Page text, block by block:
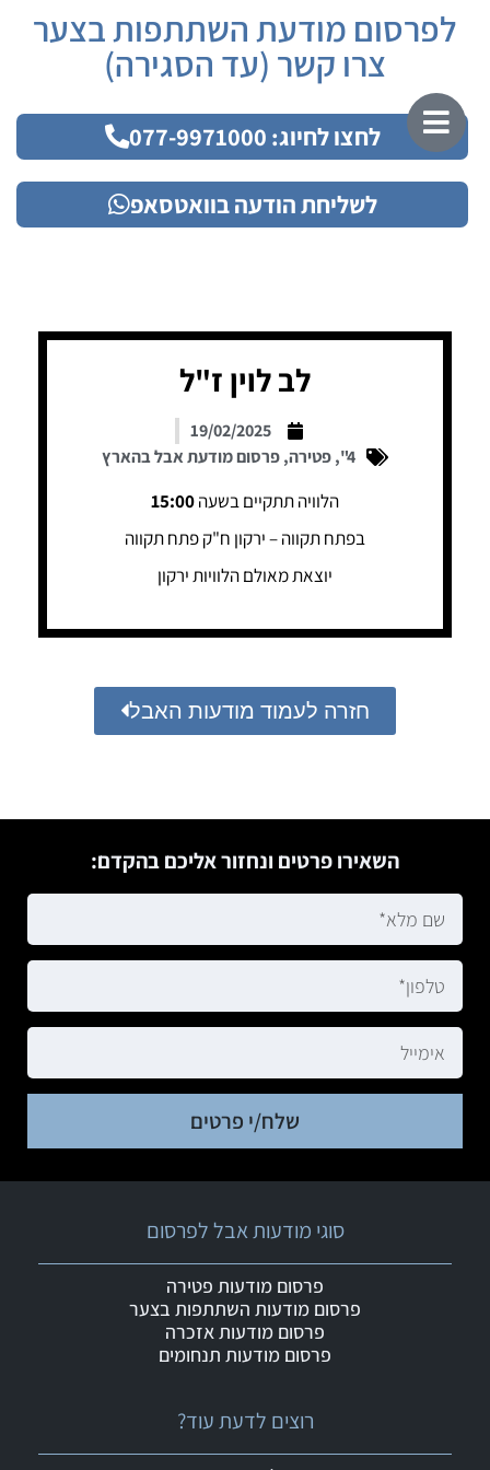
לפרסום מודעת השתתפות בצער
צרו קשר (עד הסגירה)
לחצו לחיוג: 077-9971000
לשליחת הודעה בוואטסאפ
לב לוין ז"ל
19/02/2025
4"
,פטירה,פרסום מודעת אבל בהארץ
הלוויה תתקיים בשעה15:00
בפתח תקווה – ירקון ח"ק פתח תקווה
יוצאת מאולם הלוויות ירקון
חזרה לעמוד מודעות האבל
השאירו פרטים ונחזור אליכם בהקדם:
שלח/י פרטים
רוצים לדעת עוד?
סוגי מודעות אבל לפרסום
פרסום מודעות פטירה
פרסום מודעות השתתפות בצער
פרסום מודעות אזכרה
פרסום מודעות תנחומים